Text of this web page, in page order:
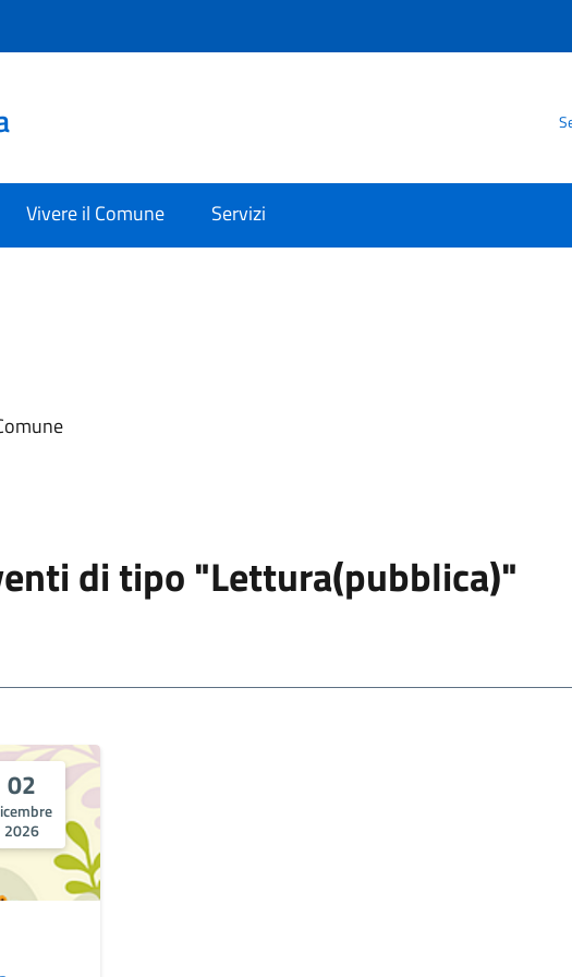
Vivere il Comune Servizi
di tipo "Lettura(pubblica)"
02
2026